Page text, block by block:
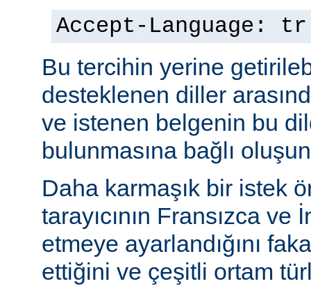
Accept-Language: tr
Bu tercihin yerine
desteklenen diller
ve istenen belgenin bu
bulunmasına bağlı
Daha karmaşık bir istek
tarayıcının Fransızca
etmeye ayarlandığını
ettiğini ve çeşitli ortam